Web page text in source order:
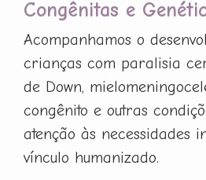
Congênitas e
Acompanhamos o
crianças com paralisia
de Down,
congênito e outras
atenção às necessidades
vínculo humanizado.